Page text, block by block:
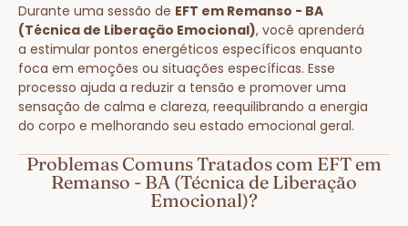
Durante uma sessão de EFT em Remanso - BA
(Técnica de Liberação Emocional), você aprenderá
a estimular pontos energéticos específicos enquanto
foca em emoções ou situações específicas. Esse
processo ajuda a reduzir a tensão e promover uma
sensação de calma e clareza, reequilibrando a energia
do corpo e melhorando seu estado emocional geral.
Problemas Comuns Tratados com EFT em
Remanso - BA (Técnica de Liberação
Emocional)?